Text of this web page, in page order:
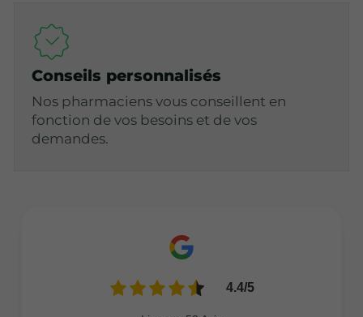
Conseils personnalisés
Nos pharmaciens vous conseillent en
fonction de vos besoins et de vos
demandes.